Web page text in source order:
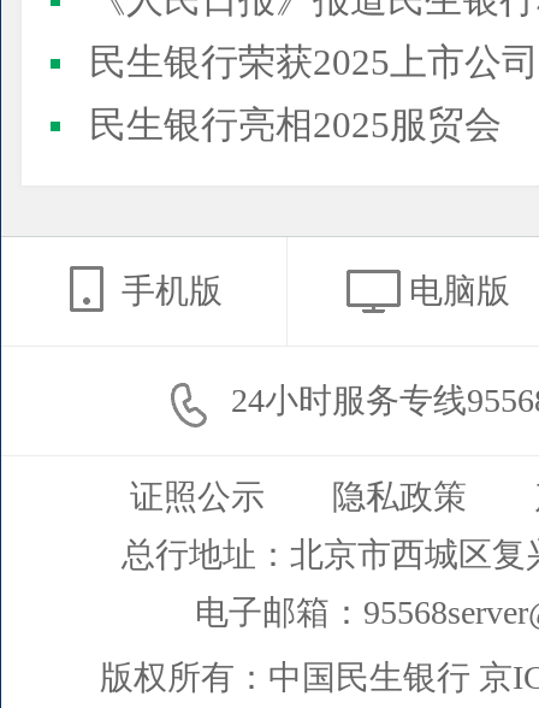
民生银行荣获2025上市公司董事会最佳实践案例、上市公
民生银行亮相2025服贸会
手机版 电脑版
24小时服务专线
证照公示 隐私政策
总行地址：北京市西城区复
电子邮箱：
版权所有：中国民生银行 京